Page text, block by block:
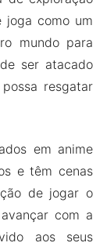
Android
joga como um
mundo para
ser atacado
resgatar
em anime
e têm cenas
de jogar o
com a
aos seus